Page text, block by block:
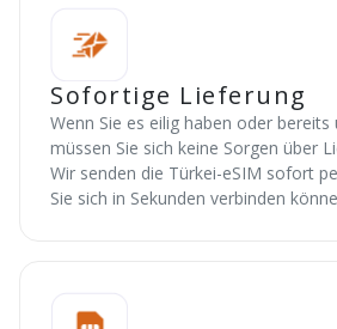
Sofortige Lieferung
Wenn Sie es eilig haben oder bereits
müssen Sie sich keine Sorgen über
Wir senden die Türkei-eSIM sofort
Sie sich in Sekunden verbinden